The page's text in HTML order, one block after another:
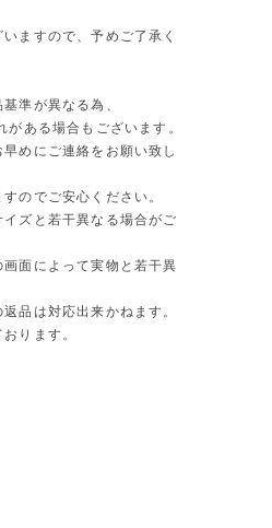
ますので、予めご了承く
準が異なる為、
ある場合もございます。
めにご連絡をお願い致し
のでご安心ください。
ズと若干異なる場合がご
面によって実物と若干異
品は対応出来かねます。
ります。